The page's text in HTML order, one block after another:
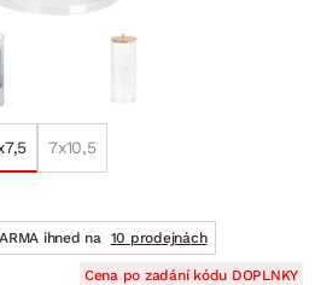
7x10,5
ihned na
10 prodejnách
Cena po zadání kódu DOPLNKY